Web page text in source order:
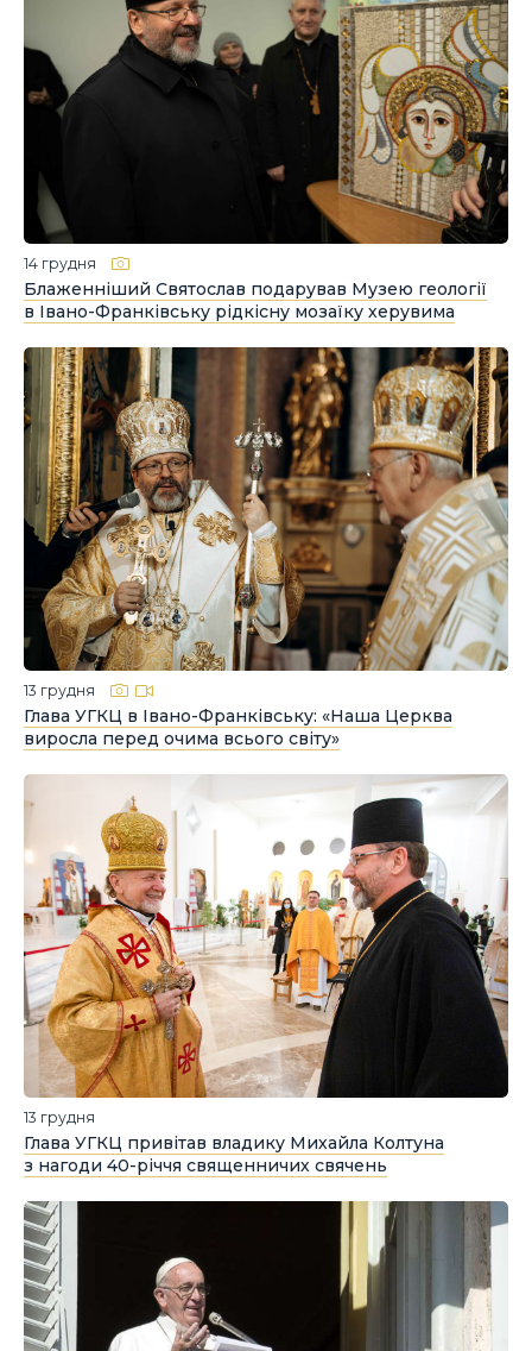
14 грудня
Блаженніший Святослав подарував Музею геології
в Івано-Франківську рідкісну мозаїку херувима
13 грудня
Глава УГКЦ в Івано-Франківську: «Наша Церква
виросла перед очима всього світу»
13 грудня
Глава УГКЦ привітав владику Михайла Колтуна
з нагоди 40-річчя священничих свячень